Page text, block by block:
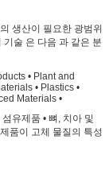
생산이 필요한 광범위
술 은 다음 과 같은 분
• Plant and
• Plastics •
Materials •
섬유제품 • 뼈, 치아 및
품이 고체 물질의 특성